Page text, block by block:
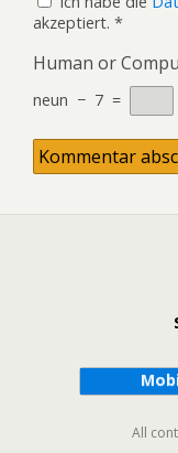
akzeptiert. *
Human or
neun − 7 =
All